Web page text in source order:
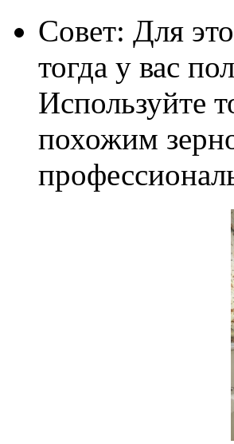
Совет: Для
тогда у вас
Используйте
похожим